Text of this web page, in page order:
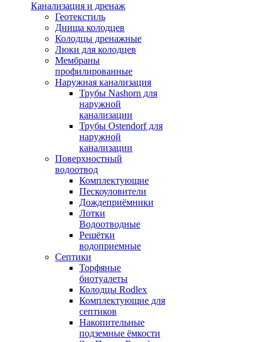
Канализация и дренаж
Геотекстиль
Днища колодцев
Колодцы дренажные
Люки для колодцев
Мембраны
профилированные
Наружная канализация
Трубы Nashorn для
наружной
канализации
Трубы Ostendorf для
наружной
канализации
Поверхностный
водоотвод
Комплектующие
Пескоуловители
Дождеприёмники
Лотки
Водоотводные
Решётки
водоприемные
Септики
Торфяные
биотуалеты
Колодцы Rodlex
Комплектующие для
септиков
Накопительные
подземные ёмкости